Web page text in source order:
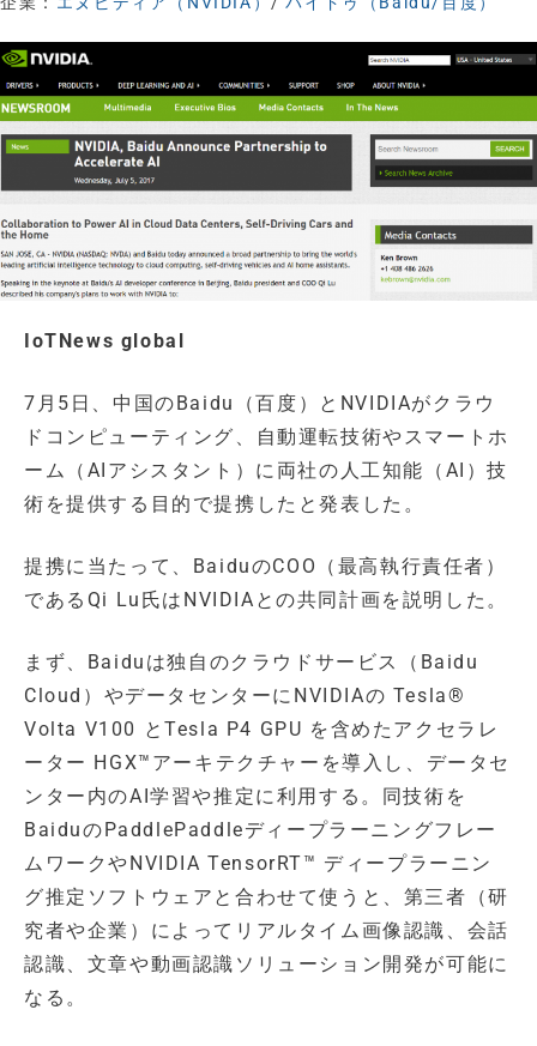
IoTNews global
7月5日、中国のBaidu（百度）とNVIDIAがクラウ
ドコンピューティング、自動運転技術やスマートホ
ーム（AIアシスタント）に両社の人工知能（AI）技
術を提供する目的で提携したと発表した。
提携に当たって、BaiduのCOO（最高執行責任者）
であるQi Lu氏はNVIDIAとの共同計画を説明した。
まず、Baiduは独自のクラウドサービス（Baidu
Cloud）やデータセンターにNVIDIAの Tesla®
Volta V100 とTesla P4 GPU を含めたアクセラレ
ーター HGX™アーキテクチャーを導入し、データセ
ンター内のAI学習や推定に利用する。同技術を
BaiduのPaddlePaddleディープラーニングフレー
ムワークやNVIDIA TensorRT™ ディープラーニン
グ推定ソフトウェアと合わせて使うと、第三者（研
究者や企業）によってリアルタイム画像認識、会話
認識、文章や動画認識ソリューション開発が可能に
なる。